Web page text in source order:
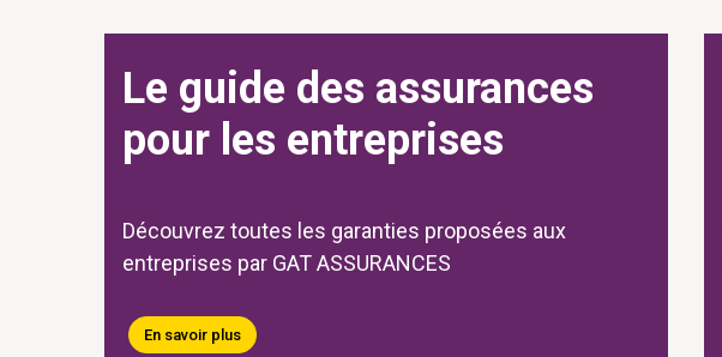
Le guide des assurances
pour les entreprises
Découvrez toutes les garanties proposées aux
entreprises par GAT ASSURANCES
En savoir plus